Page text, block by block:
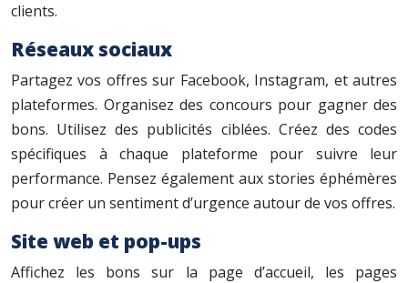
clients.
Réseaux sociaux
Partagez vos offres sur Facebook, Instagram, et autres
plateformes. Organisez des concours pour gagner des
bons. Utilisez des publicités ciblées. Créez des codes
spécifiques à chaque plateforme pour suivre leur
performance. Pensez également aux stories éphémères
pour créer un sentiment d’urgence autour de vos offres.
Site web et pop-ups
Affichez les bons sur la page d’accueil, les pages